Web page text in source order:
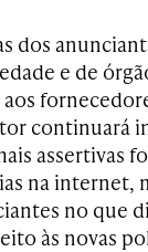
dos
e de
continuará
assertivas
na internet,
no que
às novas